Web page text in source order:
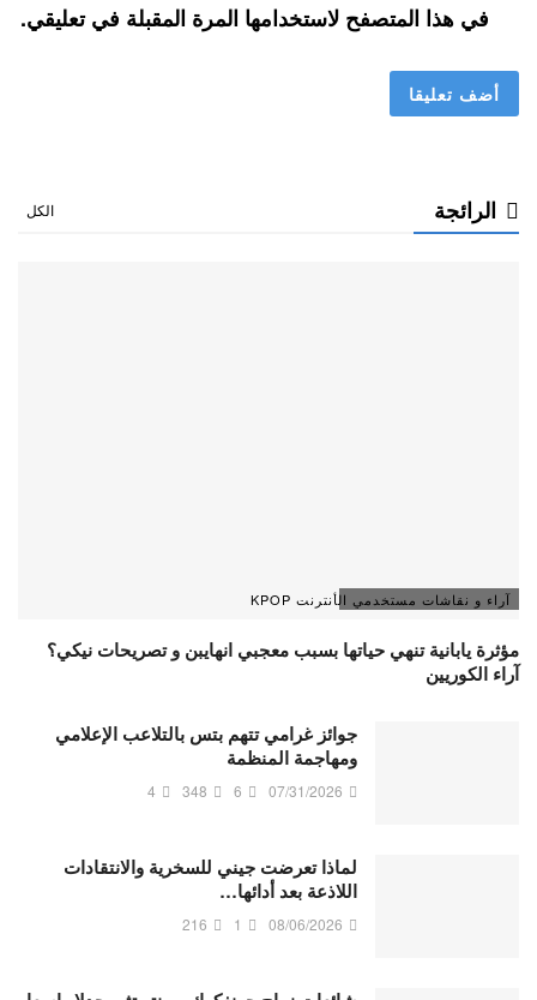
في هذا المتصفح لاستخدامها المرة المقبلة في تعليقي.
الرائجة الكل
آراء و نقاشات مستخدمي الأنترنت KPOP
مؤثرة يابانية تنهي حياتها بسبب معجبي انهايبن و تصريحات نيكي؟
آراء الكوريين
جوائز غرامي تتهم بتس بالتلاعب الإعلامي
ومهاجمة المنظمة
07/31/2026
6
348
4
لماذا تعرضت جيني للسخرية والانتقادات
اللاذعة بعد أدائها…
08/06/2026
1
216